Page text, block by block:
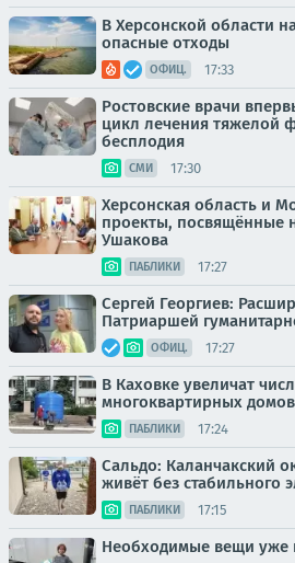
В Херсонской области
опасные отходы
ОФИЦ. 17:33
Ростовские врачи
цикл лечения тяжелой
бесплодия
СМИ 17:30
Херсонская область и
проекты, посвящённые
Ушакова
ПАБЛИКИ 17:27
Сергей Георгиев:
Патриаршей
ОФИЦ. 17:27
В Каховке увеличат
многоквартирных домов
ПАБЛИКИ 17:24
Сальдо: Каланчакский
живёт без стабильного
ПАБЛИКИ 17:15
Необходимые вещи уже